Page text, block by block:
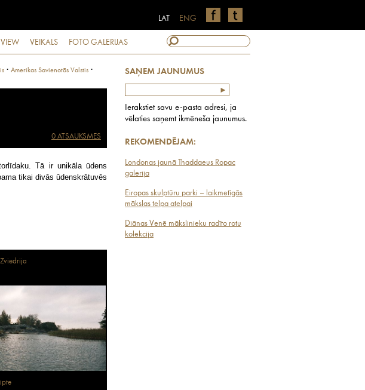
ENG
LAT
VIEW VEIKALS FOTO GALERIJAS
SAŅEM JAUNUMUS
Ierakstiet savu e-pasta adresi, ja
vēlaties saņemt ikmēneša jaunumus.
REKOMENDĒJAM:
Londonas jaunā Thaddaeus Ropac
galerija
Eiropas skulptūru parki – laikmetīgās
mākslas telpa atelpai
Diānas Venē mākslinieku radīto rotu
kolekcija
· Amerikas Savienotās Valstis ·
0 ATSAUKSMES
Tā ir unikāla ūdens
tikai divās ūdenskrātuvēs